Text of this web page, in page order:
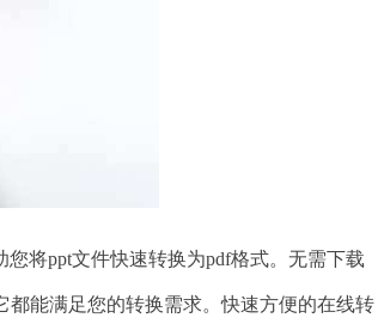
您将ppt文件快速转换为pdf格式。无需下载
能满足您的转换需求。快速方便的在线转